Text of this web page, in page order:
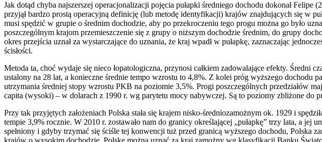
Jak dotąd chyba najszerszej operacjonalizacji pojęcia pułapki średniego dochodu dokonał
przyjął bardzo prostą operacyjną definicję (lub metodę identyfikacji) krajów znajdujących się w
musi spędzić w grupie o średnim dochodzie, aby po przekroczeniu tego progu można go było
poszczególnym krajom przemieszczenie się z grupy o niższym dochodzie średnim, do grupy
okres przejścia uznał za wystarczające do uznania, że kraj wpadł w pułapkę, zaznaczając
ścisłości.
Metoda ta, choć wydaje się nieco łopatologiczna, przynosi całkiem zadowalające efekty. Średni
ustalony na 28 lat, a konieczne średnie tempo wzrostu to 4,8%. Z kolei próg wyższego dochodu
utrzymania średniej stopy wzrostu PKB na poziomie 3,5%. Progi poszczególnych przedziałów
capita (wysoki) – w dolarach z 1990 r. wg parytetu mocy nabywczej. Są to poziomy zbliżone do
Przy tak przyjętych założeniach Polska stała się krajem nisko-średniozamożnym ok. 1929 i
tempie 3,9% rocznie. W 2010 r. zostawało nam do granicy określającej „pułapkę” trzy lata, a
spełniony i gdyby trzymać się ściśle tej konwencji tuż przed granicą wyższego dochodu, Polska